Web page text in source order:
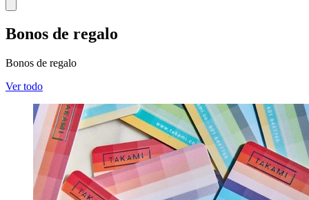
Bonos de regalo
Bonos de regalo
Ver todo